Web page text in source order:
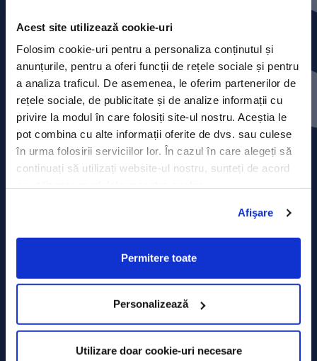
Acest site utilizează cookie-uri
Folosim cookie-uri pentru a personaliza conținutul și
anunțurile, pentru a oferi funcții de rețele sociale și pentru
a analiza traficul. De asemenea, le oferim partenerilor de
rețele sociale, de publicitate și de analize informații cu
privire la modul în care folosiți site-ul nostru. Aceștia le
pot combina cu alte informații oferite de dvs. sau culese
în urma folosirii serviciilor lor. În cazul în care alegeți să
continuați să utilizați website-ul nostru, sunteți de acord
Afişare
Permitere toate
Personalizează
Utilizare doar cookie-uri necesare
Contact
Comunicate de presă
Politica de confidențialitate
Politica de prelucrare a datelor
Declarația Cookie